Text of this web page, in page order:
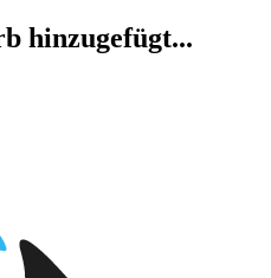
hinzugefügt...